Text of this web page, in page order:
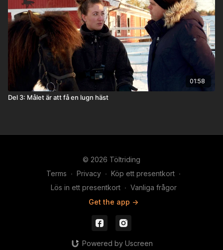
01:58
Del 3: Målet är att få en lugn häst
© 2026 Töltriding
Terms ∙ Privacy ∙ Köp ett presentkort ∙
Lös in ett presentkort ∙ Vanliga frågor
Get the app ->
Powered by Uscreen